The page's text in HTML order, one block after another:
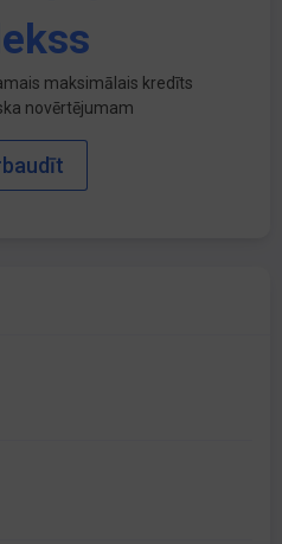
maksimālais kredīts
novērtējumam